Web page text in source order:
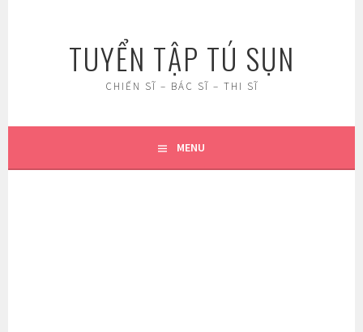
TUYỂN TẬP TÚ SỤN
CHIẾN SĨ – BÁC SĨ – THI SĨ
MENU